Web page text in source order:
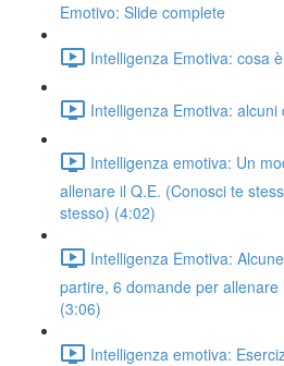
Emotivo: Slide complete
Intelligenza Emotiva: cosa
Intelligenza Emotiva:
Intelligenza emotiva: Un
allenare il Q.E. (Conosci te
stesso) (4:02)
Intelligenza Emotiva:
partire, 6 domande per
(3:06)
Intelligenza emotiva: